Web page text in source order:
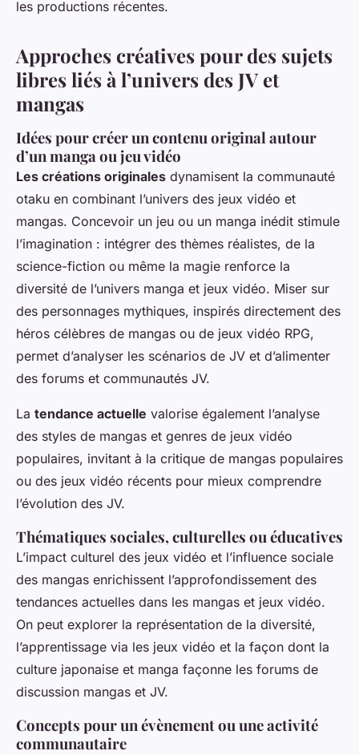
les productions récentes.
Approches créatives pour des sujets
libres liés à l’univers des JV et
mangas
Idées pour créer un contenu original autour
d’un manga ou jeu vidéo
Les créations originales dynamisent la communauté
otaku en combinant l’univers des jeux vidéo et
mangas. Concevoir un jeu ou un manga inédit stimule
l’imagination : intégrer des thèmes réalistes, de la
science-fiction ou même la magie renforce la
diversité de l’univers manga et jeux vidéo. Miser sur
des personnages mythiques, inspirés directement des
héros célèbres de mangas ou de jeux vidéo RPG,
permet d’analyser les scénarios de JV et d’alimenter
des forums et communautés JV.
La tendance actuelle valorise également l’analyse
des styles de mangas et genres de jeux vidéo
populaires, invitant à la critique de mangas populaires
ou des jeux vidéo récents pour mieux comprendre
l’évolution des JV.
Thématiques sociales, culturelles ou éducatives
L’impact culturel des jeux vidéo et l’influence sociale
des mangas enrichissent l’approfondissement des
tendances actuelles dans les mangas et jeux vidéo.
On peut explorer la représentation de la diversité,
l’apprentissage via les jeux vidéo et la façon dont la
culture japonaise et manga façonne les forums de
discussion mangas et JV.
Concepts pour un évènement ou une activité
communautaire